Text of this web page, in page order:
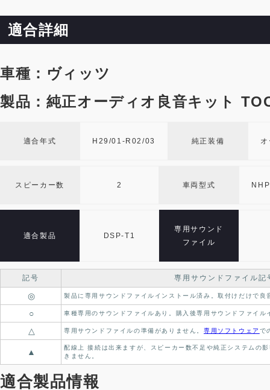
適合詳細
車種：ヴィッツ
製品：純正オーディオ良音キット
適合年式 H29/01-R02/03 純正装備
スピーカー数 2 車両型式
適合製品 DSP-T1
専用サウンド
ファイル
記号 専用サウンドファイル記
◎ 製品に専用サウンドファイルインストール済み。取付けだけで良
○ 車種専用のサウンドファイルあり。 購入後専用サウンドファイル
△ 専用サウンドファイルの準備がありません。 専用ソフトウェア で
▲
配線上 接続は出来ますが、スピーカー数不足や純正システムの
きません。
適合製品情報